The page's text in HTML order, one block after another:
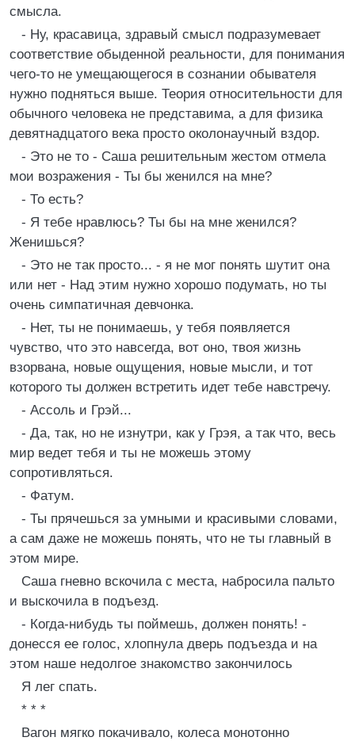
смысла.
- Hу, красавица, здравый смысл подразумевает
соответствие обыденной реальности, для понимания
чего-то не умещающегося в сознании обывателя
нужно подняться выше. Теория относительности для
обычного человека не представима, а для физика
девятнадцатого века просто околонаучный вздор.
- Это не то - Саша решительным жестом отмела
мои возражения - Ты бы женился на мне?
- То есть?
- Я тебе нравлюсь? Ты бы на мне женился?
Женишься?
- Это не так просто... - я не мог понять шутит она
или нет - Hад этим нужно хорошо подумать, но ты
очень симпатичная девчонка.
- Hет, ты не понимаешь, у тебя появляется
чувство, что это навсегда, вот оно, твоя жизнь
взорвана, новые ощущения, новые мысли, и тот
которого ты должен встретить идет тебе навстречу.
- Ассоль и Грэй...
- Да, так, но не изнутри, как у Грэя, а так что, весь
мир ведет тебя и ты не можешь этому
сопротивляться.
- Фатум.
- Ты прячешься за умными и красивыми словами,
а сам даже не можешь понять, что не ты главный в
этом мире.
Саша гневно вскочила с места, набросила пальто
и выскочила в подъезд.
- Когда-нибудь ты поймешь, должен понять! -
донесся ее голос, хлопнула дверь подъезда и на
этом наше недолгое знакомство закончилось
Я лег спать.
* * *
Вагон мягко покачивало, колеса монотонно